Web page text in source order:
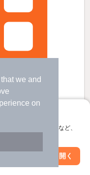
we and
on
部屋探し
索やお気に入り保存など、
アプリを開く
絞り込み条件を変更